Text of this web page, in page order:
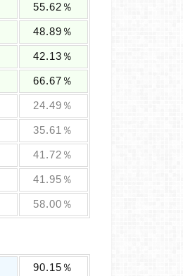
55.62％
48.89％
42.13％
66.67％
24.49％
35.61％
41.72％
41.95％
58.00％
90.15％